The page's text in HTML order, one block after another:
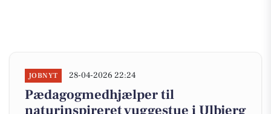
JOBNYT 28-04-2026 22:24
Pædagogmedhjælper til
naturinspireret vuggestue i Ulbjerg